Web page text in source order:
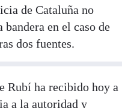
de Cataluña no
en el caso de
dos fuentes.
Rubí ha recibido hoy a
a la autoridad y